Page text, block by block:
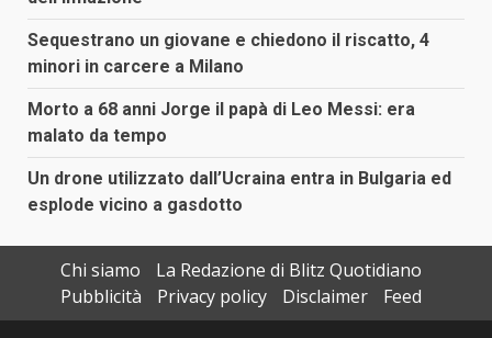
Sequestrano un giovane e chiedono il riscatto, 4
minori in carcere a Milano
Morto a 68 anni Jorge il papà di Leo Messi: era
malato da tempo
Un drone utilizzato dall’Ucraina entra in Bulgaria ed
esplode vicino a gasdotto
Chi siamo
La Redazione di Blitz Quotidiano
Pubblicità
Privacy policy Disclaimer
Feed